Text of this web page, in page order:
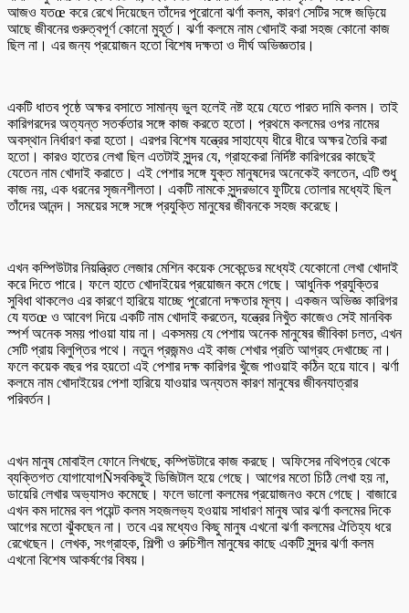
আজও যতœ করে রেখে দিয়েছেন তাঁদের পুরোনো ঝর্ণা কলম, কারণ সেটির সঙ্গে জড়িয়ে
আছে জীবনের গুরুত্বপূর্ণ কোনো মুহূর্ত। ঝর্ণা কলমে নাম খোদাই করা সহজ কোনো কাজ
ছিল না। এর জন্য প্রয়োজন হতো বিশেষ দক্ষতা ও দীর্ঘ অভিজ্ঞতার।
একটি ধাতব পৃষ্ঠে অক্ষর বসাতে সামান্য ভুল হলেই নষ্ট হয়ে যেতে পারত দামি কলম। তাই
কারিগরদের অত্যন্ত সতর্কতার সঙ্গে কাজ করতে হতো। প্রথমে কলমের ওপর নামের
অবস্থান নির্ধারণ করা হতো। এরপর বিশেষ যন্ত্রের সাহায্যে ধীরে ধীরে অক্ষর তৈরি করা
হতো। কারও হাতের লেখা ছিল এতটাই সুন্দর যে, গ্রাহকেরা নির্দিষ্ট কারিগরের কাছেই
যেতেন নাম খোদাই করাতে। এই পেশার সঙ্গে যুক্ত মানুষদের অনেকেই বলতেন, এটি শুধু
কাজ নয়, এক ধরনের সৃজনশীলতা। একটি নামকে সুন্দরভাবে ফুটিয়ে তোলার মধ্যেই ছিল
তাঁদের আনন্দ। সময়ের সঙ্গে সঙ্গে প্রযুক্তি মানুষের জীবনকে সহজ করেছে।
এখন কম্পিউটার নিয়ন্ত্রিত লেজার মেশিন কয়েক সেকেন্ডের মধ্যেই যেকোনো লেখা খোদাই
করে দিতে পারে। ফলে হাতে খোদাইয়ের প্রয়োজন কমে গেছে। আধুনিক প্রযুক্তির
সুবিধা থাকলেও এর কারণে হারিয়ে যাচ্ছে পুরোনো দক্ষতার মূল্য। একজন অভিজ্ঞ কারিগর
যে যতœ ও আবেগ দিয়ে একটি নাম খোদাই করতেন, যন্ত্রের নিখুঁত কাজেও সেই মানবিক
স্পর্শ অনেক সময় পাওয়া যায় না। একসময় যে পেশায় অনেক মানুষের জীবিকা চলত, এখন
সেটি প্রায় বিলুপ্তির পথে। নতুন প্রজন্মও এই কাজ শেখার প্রতি আগ্রহ দেখাচ্ছে না।
ফলে কয়েক বছর পর হয়তো এই পেশার দক্ষ কারিগর খুঁজে পাওয়াই কঠিন হয়ে যাবে। ঝর্ণা
কলমে নাম খোদাইয়ের পেশা হারিয়ে যাওয়ার অন্যতম কারণ মানুষের জীবনযাত্রার
পরিবর্তন।
এখন মানুষ মোবাইল ফোনে লিখছে, কম্পিউটারে কাজ করছে। অফিসের নথিপত্র থেকে
ব্যক্তিগত যোগাযোগÑসবকিছুই ডিজিটাল হয়ে গেছে। আগের মতো চিঠি লেখা হয় না,
ডায়েরি লেখার অভ্যাসও কমেছে। ফলে ভালো কলমের প্রয়োজনও কমে গেছে। বাজারে
এখন কম দামের বল পয়েন্ট কলম সহজলভ্য হওয়ায় সাধারণ মানুষ আর ঝর্ণা কলমের দিকে
আগের মতো ঝুঁকছেন না। তবে এর মধ্যেও কিছু মানুষ এখনো ঝর্ণা কলমের ঐতিহ্য ধরে
রেখেছেন। লেখক, সংগ্রাহক, শিল্পী ও রুচিশীল মানুষের কাছে একটি সুন্দর ঝর্ণা কলম
এখনো বিশেষ আকর্ষণের বিষয়।